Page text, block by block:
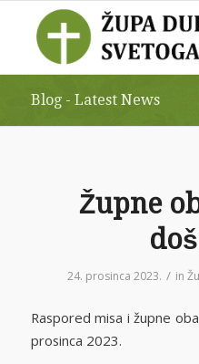
Blog - Latest News
Župne
24. prosinca 2023. / in
Raspored misa i župne
prosinca 2023.